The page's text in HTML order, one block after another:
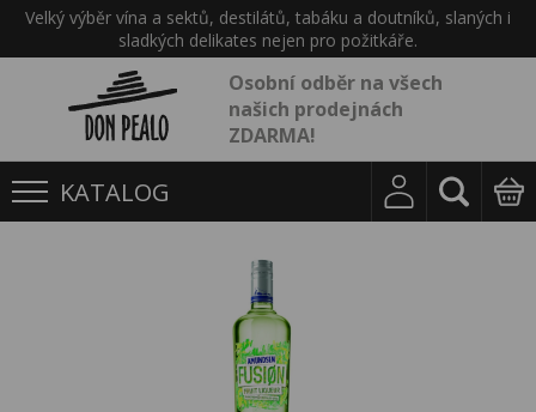
Velký výběr vína a sektů, destilátů, tabáku a doutníků, slaných i
sladkých delikates nejen pro požitkáře.
Osobní odběr na všech
našich prodejnách
ZDARMA!
KATALOG